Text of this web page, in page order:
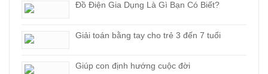
Đồ Điện Gia Dụng Là Gì Bạn Có Biết?
Giải toán bằng tay cho trẻ 3 đến 7 tuổi
Giúp con định hướng cuộc đời